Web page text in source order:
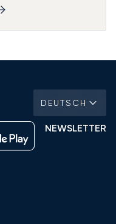
DEUTSCH
NEWSLETTER